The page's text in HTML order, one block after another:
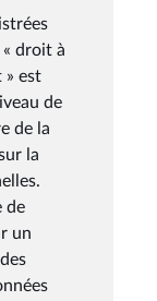
droit à
» est
de
de la
la
de
un